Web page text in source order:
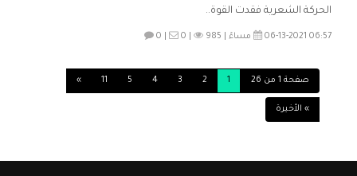
الحركة الشعرية فقدت القوة..
06-13-2021 06:57 مساءً | 0 | 0 | 985
صفحة 1 من 26 1
2
3
4
5
11
»
» الأخيرة